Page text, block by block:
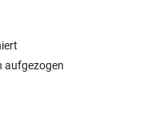
aufgezogen